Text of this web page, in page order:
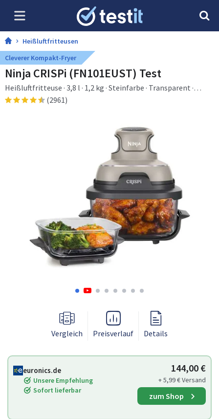
Heißluftfritteusen
Cleverer Kompakt-Fryer
Ninja CRISPi (FN101EUST) Test
Heißluftfritteuse · 3,8 l · 1,2 kg · Steinfarbe · Transparent ·
Tasten
(2961)
Vergleich Preisverlauf Details
euronics.de
Unsere Empfehlung
Sofort lieferbar
144,00 €
+ 5,99 € Versand
zum Shop